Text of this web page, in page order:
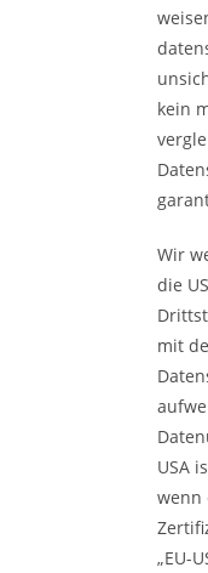
kein
Wir
die
mit
USA
wenn
„EU-